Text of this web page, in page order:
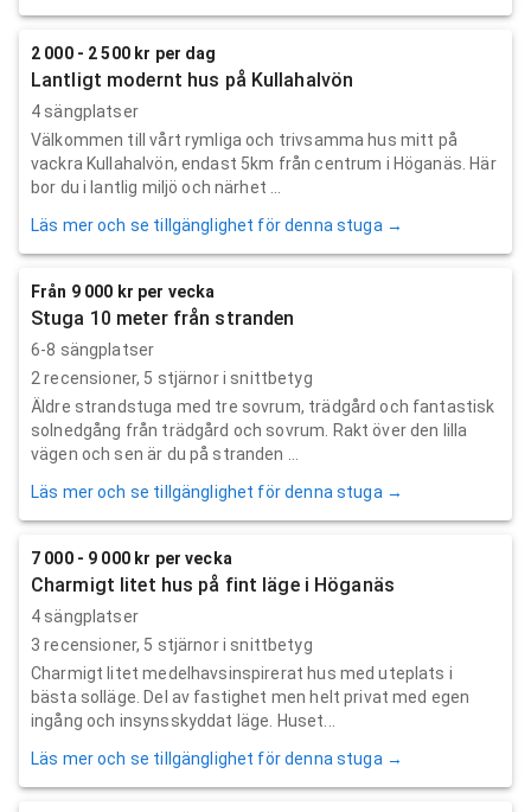
2 000 - 2 500 kr per dag
Lantligt modernt hus på Kullahalvön
4 sängplatser
Välkommen till vårt rymliga och trivsamma hus mitt på
vackra Kullahalvön, endast 5km från centrum i Höganäs. Här
bor du i lantlig miljö och närhet ...
Läs mer och se tillgänglighet för denna stuga →
Från 9 000 kr per vecka
Stuga 10 meter från stranden
6-8 sängplatser
2 recensioner, 5 stjärnor i snittbetyg
Äldre strandstuga med tre sovrum, trädgård och fantastisk
solnedgång från trädgård och sovrum. Rakt över den lilla
vägen och sen är du på stranden ...
Läs mer och se tillgänglighet för denna stuga →
7 000 - 9 000 kr per vecka
Charmigt litet hus på fint läge i Höganäs
4 sängplatser
3 recensioner, 5 stjärnor i snittbetyg
Charmigt litet medelhavsinspirerat hus med uteplats i
bästa solläge. Del av fastighet men helt privat med egen
ingång och insynsskyddat läge. Huset...
Läs mer och se tillgänglighet för denna stuga →